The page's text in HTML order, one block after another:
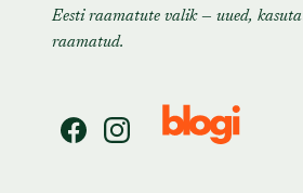
Eesti raamatute valik — uued,
raamatud.